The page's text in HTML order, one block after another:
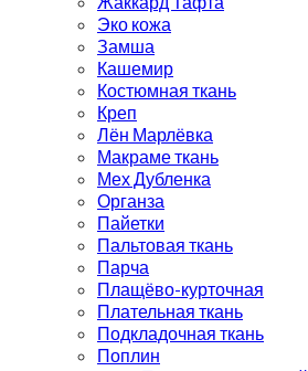
Эко кожа
Замша
Кашемир
Костюмная ткань
Креп
Лён Марлёвка
Макраме ткань
Мех Дубленка
Органза
Пайетки
Пальтовая ткань
Парча
Плащёво-курточная
Плательная ткань
Подкладочная ткань
Поплин